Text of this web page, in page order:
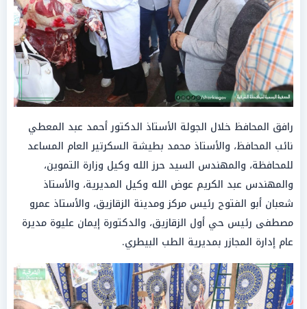
رافق المحافظ خلال الجولة الأستاذ الدكتور أحمد عبد المعطي
نائب المحافظ، والأستاذ محمد بطيشة السكرتير العام المساعد
للمحافظة، والمهندس السيد حرز الله وكيل وزارة التموين،
والمهندس عبد الكريم عوض الله وكيل المديرية، والأستاذ
شعبان أبو الفتوح رئيس مركز ومدينة الزقازيق، والأستاذ عمرو
مصطفى رئيس حي أول الزقازيق، والدكتورة إيمان عليوة مديرة
عام إدارة المجازر بمديرية الطب البيطري.